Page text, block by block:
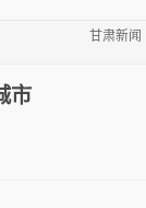
甘肃新闻
市